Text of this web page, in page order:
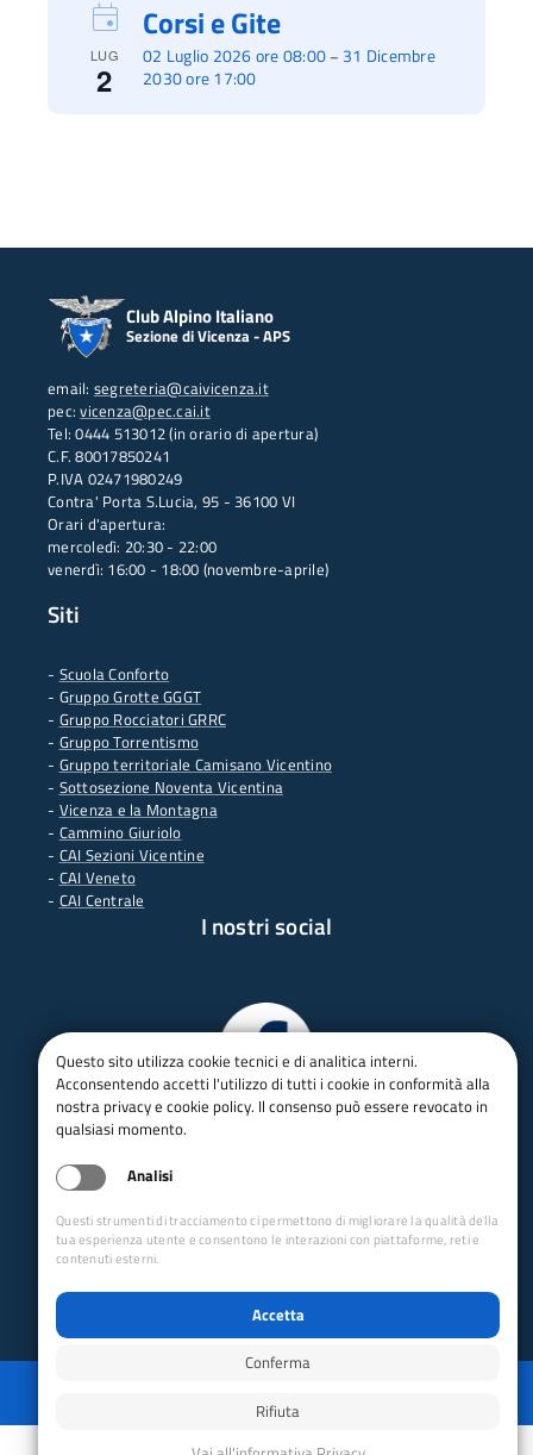
LUG
2
02 Luglio 2026 ore 08:00– 31 Dicembre
2030 ore 17:00
Corsi e Gite
Club Alpino Italiano
Sezione di Vicenza - APS
email: segreteria@caivicenza.it
pec:vicenza@pec.cai.it
Tel: 0444 513012 (in orario di apertura)
C.F. 80017850241
P.IVA 02471980249
Contra' Porta S.Lucia, 95 - 36100 VI
Orari d'apertura:
mercoledì: 20:30 - 22:00
venerdì: 16:00 - 18:00 (novembre-aprile)
Siti
- Scuola Conforto
- Gruppo Grotte GGGT
- Gruppo Rocciatori GRRC
- Gruppo Torrentismo
- Gruppo territoriale Camisano Vicentino
- Sottosezione Noventa Vicentina
- Vicenza e la Montagna
- Cammino Giuriolo
- CAI Sezioni Vicentine
- CAI Veneto
- CAI Centrale
I nostri social
Powered by GRUPPO YEC
Questo sito utilizza cookie tecnici e di analitica interni.
Acconsentendo accetti l'utilizzo di tutti i cookie in conformità alla
nostra privacy e cookie policy. Il consenso può essere revocato in
qualsiasi momento.
Analisi
Questi strumenti di tracciamento ci permettono di migliorare la qualità della
tua esperienza utente e consentono le interazioni con piattaforme, reti e
contenuti esterni.
Accetta
Conferma
Rifiuta